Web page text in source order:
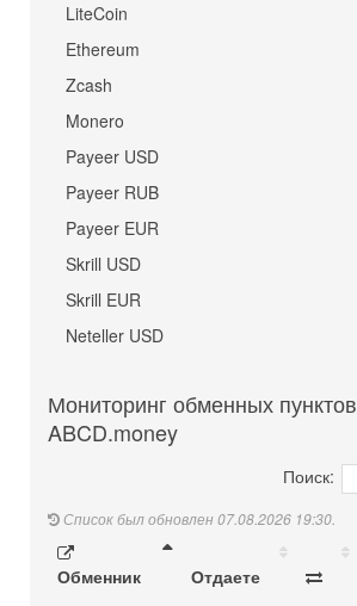
LiteCoin
Ethereum
Zcash
Monero
Payeer USD
Payeer RUB
Payeer EUR
Skrill USD
Skrill EUR
Neteller USD
Мониторинг обменных пунктов
ABCD.money
Поиск:
Список был обновлен 07.08.2026 19:30.
Обменник Отдаете